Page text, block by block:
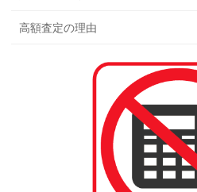
高額査定の理由